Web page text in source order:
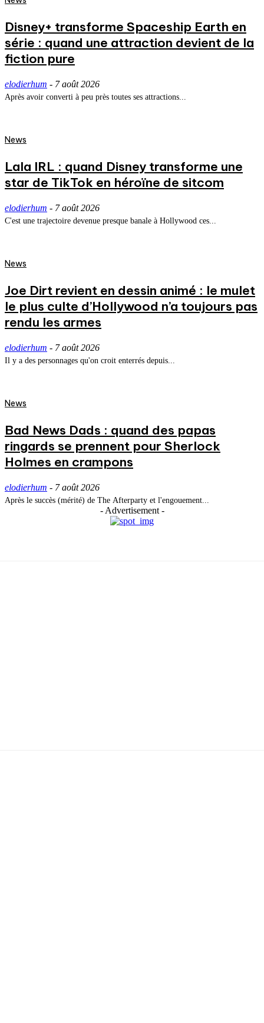
Disney+ transforme Spaceship Earth en
série : quand une attraction devient de la
fiction pure
elodierhum - 7 août 2026
Après avoir converti à peu près toutes ses attractions...
News
Lala IRL : quand Disney transforme une
star de TikTok en héroïne de sitcom
elodierhum - 7 août 2026
C'est une trajectoire devenue presque banale à Hollywood ces...
News
Joe Dirt revient en dessin animé : le mulet
le plus culte d’Hollywood n’a toujours pas
rendu les armes
elodierhum - 7 août 2026
Il y a des personnages qu'on croit enterrés depuis...
News
Bad News Dads : quand des papas
ringards se prennent pour Sherlock
Holmes en crampons
elodierhum - 7 août 2026
Après le succès (mérité) de The Afterparty et l'engouement...
- Advertisement -